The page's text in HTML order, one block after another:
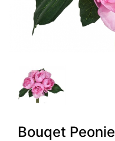
Bouqet Peonie